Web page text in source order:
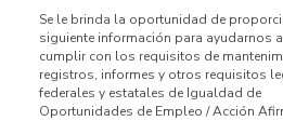
Se le brinda la oportunidad de
siguiente información para ayudarnos a
cumplir con los requisitos de
registros, informes y otros requisitos
federales y estatales de Igualdad de
Oportunidades de Empleo / Acción